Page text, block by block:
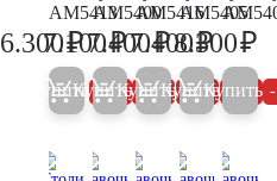
AM5413
6.600
6.300₽
Купить 5%
AM5400
7.500
7.100₽
Купить 5%
AM5416
7.800
7.400₽
Купить 5%
AM5405
7.800
7.400₽
Купить 5%
8.300₽
Купить